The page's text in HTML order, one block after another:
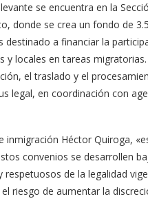
se encuentra en la
donde se crea un fondo de
destinado a financiar la
y locales en tareas
el traslado y el
legal, en coordinación con
inmigración Héctor Quiroga,
convenios se desarrollen
de la legalidad
riesgo de aumentar la